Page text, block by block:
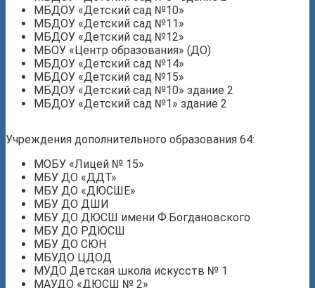
МБДОУ «Детский сад №10»
МБДОУ «Детский сад №11»
МБДОУ «Детский сад №12»
МБОУ «Центр образования» (ДО)
МБДОУ «Детский сад №14»
МБДОУ «Детский сад №15»
МБДОУ «Детский сад №10» здание 2
МБДОУ «Детский сад №1» здание 2
Учреждения дополнительного образования 64:
МОБУ «Лицей № 15»
МБУ ДО «ДДТ»
МБУ ДО «ДЮСШЕ»
МБУ ДО ДШИ
МБУ ДО ДЮСШ имени Ф.Богдановского
МБУ ДО РДЮСШ
МБУ ДО СЮН
МБУДО ЦДОД
МУДО Детская школа искусств № 1
МАУДО «ДЮСШ № 2»